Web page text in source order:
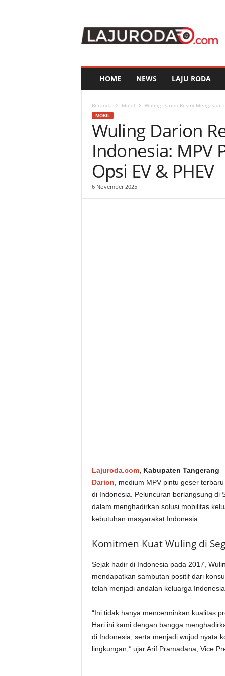
u
HOME NEWS LAJU RODA
Beranda Mobil Wuling Darion Resmi Mengaspal
MOBIL
Wuling Darion
Indonesia: MPV
Opsi EV & PHEV
6 November 2025
Lajuroda.com, Kabupaten Tangerang
Darion , medium MPV pintu geser
di Indonesia. Peluncuran berlangsung di
dalam menghadirkan solusi mobilitas
kebutuhan masyarakat Indonesia.
Komitmen Kuat Wuling di
Sejak hadir di Indonesia pada 2017,
mendapatkan sambutan positif dari
telah menjadi andalan keluarga Indonesia.
“Ini tidak hanya mencerminkan kualitas
Hari ini kami dengan bangga
di Indonesia, serta menjadi wujud nyata
lingkungan, ”ujarArif Pramadana, Vice